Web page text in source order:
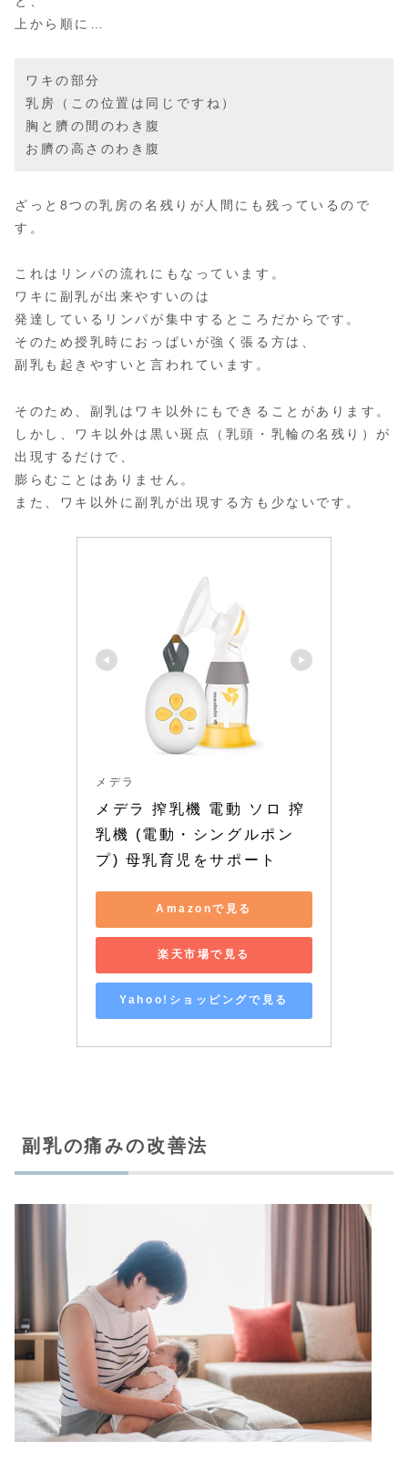
上から順に…
ワキの部分
乳房（この位置は同じですね）
胸と臍の間のわき腹
お臍の高さのわき腹
ざっと8つの乳房の名残りが人間にも残っているので
す。
これはリンパの流れにもなっています。
ワキに副乳が出来やすいのは
発達しているリンパが集中するところだからです。
そのため授乳時におっぱいが強く張る方は、
副乳も起きやすいと言われています。
そのため、副乳はワキ以外にもできることがあります。
しかし、ワキ以外は黒い斑点（乳頭・乳輪の名残り）が
出現するだけで、
膨らむことはありません。
また、ワキ以外に副乳が出現する方も少ないです。
メデラ
メデラ 搾乳機 電動 ソロ 搾
乳機 (電動・シングルポン
プ) 母乳育児をサポート
Amazonで見る
楽天市場で見る
Yahoo!ショッピングで見る
副乳の痛みの改善法